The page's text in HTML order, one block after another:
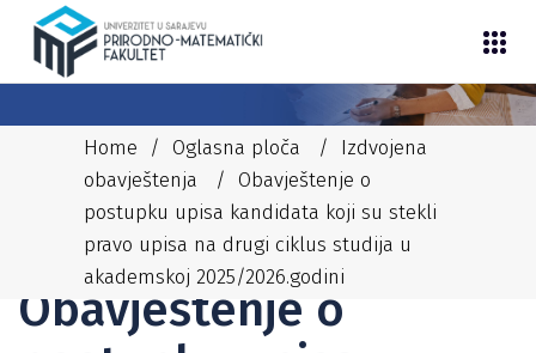
Home / Oglasna ploča / Izdvojena
obavještenja
/ Obavještenje o
postupku upisa kandidata koji su stekli
pravo upisa na drugi ciklus studija u
akademskoj 2025/2026.godini
02/10/2025 NEDIM IZDVOJENA OBAVJEŠTENJA
Obavještenje o